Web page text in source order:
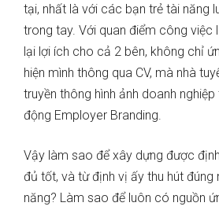
tại, nhất là với các bạn trẻ tài năng
trong tay. Với quan điểm công việc
lại lợi ích cho cả 2 bên, không chỉ
hiện mình thông qua CV, mà nhà
truyền thông hình ảnh doanh
động Employer Branding.
Vậy làm sao để xây dựng được
đủ tốt, và từ định vị ấy thu hút đúng
năng? Làm sao để luôn có nguồn